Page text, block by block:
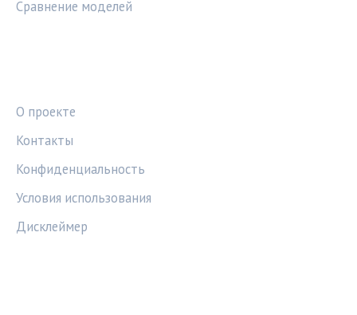
Сравнение моделей
О проекте
Контакты
Конфиденциальность
Условия использования
Дисклеймер